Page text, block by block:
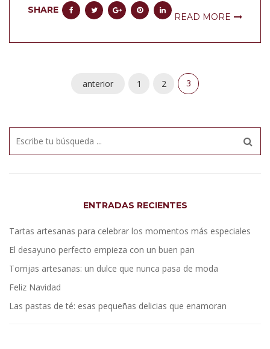
SHARE
READ MORE
anterior 1 2 3
ENTRADAS RECIENTES
Tartas artesanas para celebrar los momentos más especiales
El desayuno perfecto empieza con un buen pan
Torrijas artesanas: un dulce que nunca pasa de moda
Feliz Navidad
Las pastas de té: esas pequeñas delicias que enamoran